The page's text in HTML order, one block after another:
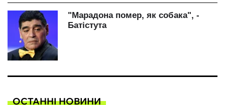
ОСТАННІ НОВИНИ